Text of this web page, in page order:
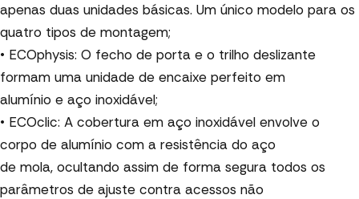
apenas duas unidades básicas. Um único modelo para os
quatro tipos de montagem;
• ECOphysis: O fecho de porta e o trilho deslizante
formam uma unidade de encaixe perfeito em
alumínio e aço inoxidável;
• ECOclic: A cobertura em aço inoxidável envolve o
corpo de alumínio com a resistência do aço
de mola, ocultando assim de forma segura todos os
parâmetros de ajuste contra acessos não